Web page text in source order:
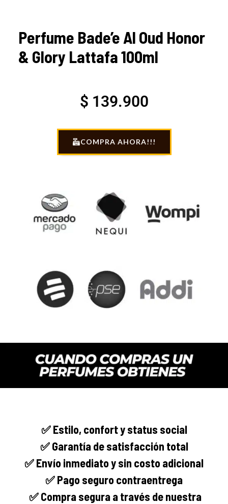
Perfume Bade’e Al Oud Honor
& Glory Lattafa 100ml
$ 139.900
COMPRA AHORA!!!
✅Estilo, confort ystatus social
✅ Garantía de satisfacción total
✅ Envío inmediatoy sin costo adicional
✅ Pago seguro contraentrega
✅Compra seguraa través de nuestra